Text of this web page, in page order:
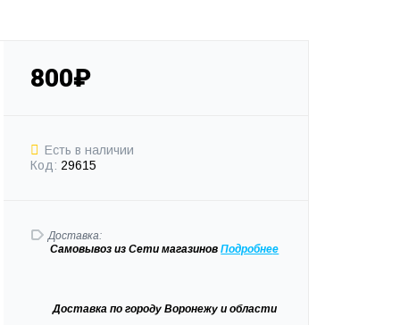
800₽
Есть в наличии
Код: 29615
Доставка:
Самовывозиз Сети магазиновПодробнее
Доставкапо городу Воронежу и области